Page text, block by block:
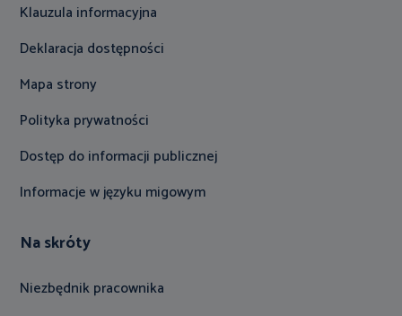
Klauzula informacyjna
Deklaracja dostępności
Mapa strony
Polityka prywatności
Dostęp do informacji publicznej
Informacje w języku migowym
Na skróty
Niezbędnik pracownika